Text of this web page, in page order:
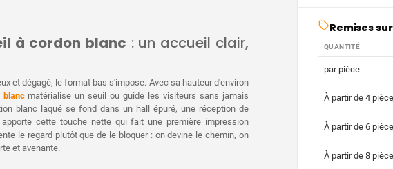
à cordon blanc : un accueil clair,
et dégagé, le format bas s'impose. Avec sa hauteur d'environ
blancmatérialise un seuil ou guide les visiteurs sans jamais
blanc laqué se fond dans un hall épuré, une réception de
cette touche nette qui fait une première impression
le regard plutôt que de le bloquer : on devine le chemin, on
et avenante.
Remises
QUANTITÉ
par pièce
À partir de 4
À partir de 6
À partir de 8